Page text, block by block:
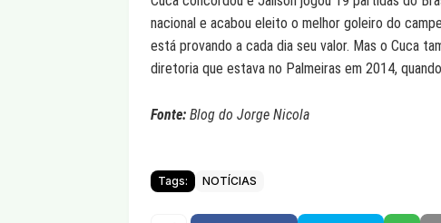
nacional e acabou eleito o melhor goleiro do
está provando a cada dia seu valor. Mas o Cuca
diretoria que estava no Palmeiras em 2014,
Fonte: Blog do Jorge Nicola
Tags: NOTÍCIAS